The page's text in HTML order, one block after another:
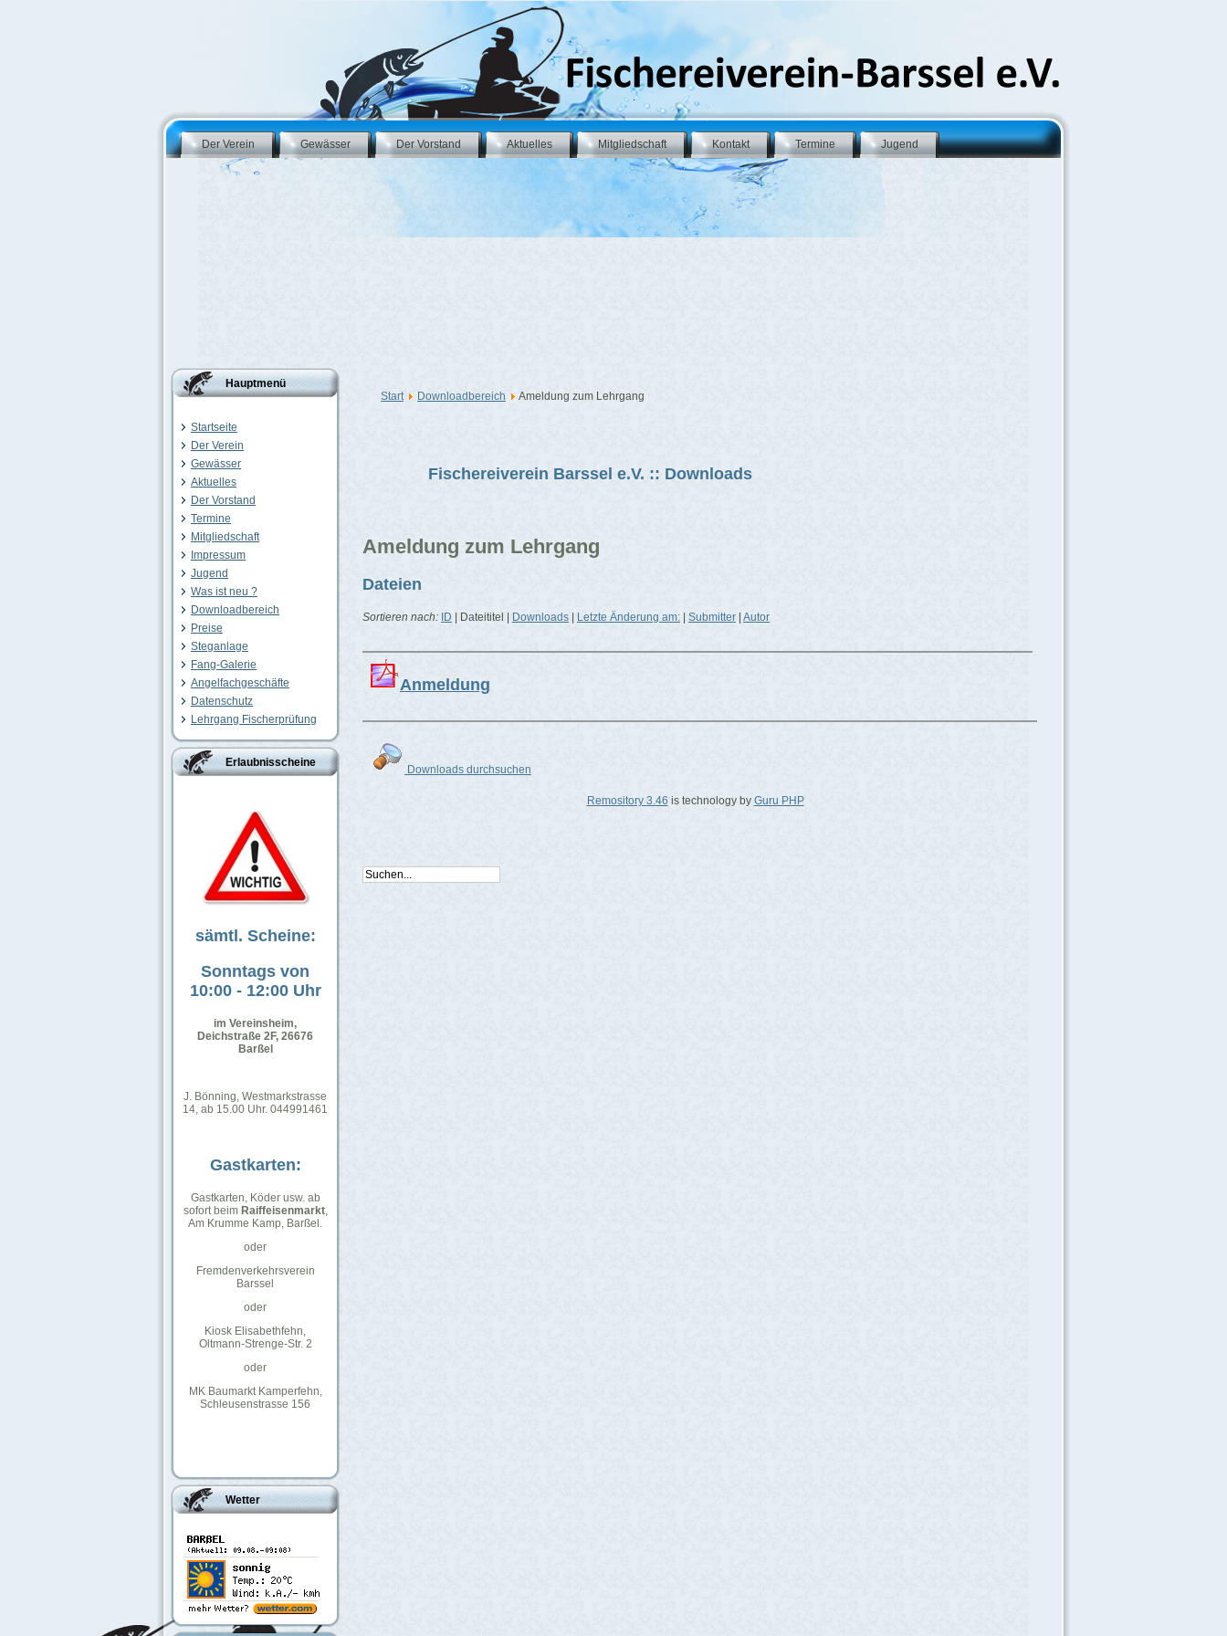
Der Verein Gewässer Der Vorstand Aktuelles Mitgliedschaft Kontakt Termine Jugend
Hauptmenü
Startseite
Der Verein
Gewässer
Aktuelles
Der Vorstand
Termine
Mitgliedschaft
Impressum
Jugend
Was ist neu ?
Downloadbereich
Preise
Steganlage
Fang-Galerie
Angelfachgeschäfte
Datenschutz
Lehrgang Fischerprüfung
Erlaubnisscheine
sämtl. Scheine:
Sonntags von
10:00 - 12:00 Uhr
im Vereinsheim,
Deichstraße 2F, 26676
Barßel
J. Bönning, Westmarkstrasse
14, ab 15.00 Uhr. 044991461
Gastkarten:
Gastkarten, Köder usw. ab
sofort beim Raiffeisenmarkt,
Am Krumme Kamp, Barßel.
oder
Fremdenverkehrsverein
Barssel
oder
Kiosk Elisabethfehn,
Oltmann-Strenge-Str. 2
oder
MK Baumarkt Kamperfehn,
Schleusenstrasse 156
Wetter
Start Downloadbereich Ameldung zum Lehrgang
Fischereiverein Barssel e.V. :: Downloads
Ameldung zum Lehrgang
Dateien
Sortieren nach: ID | Dateititel | Downloads Letzte Änderung am: Submitter Autor
Anmeldung
Downloads durchsuchen
Remository 3.46 is technology by Guru PHP